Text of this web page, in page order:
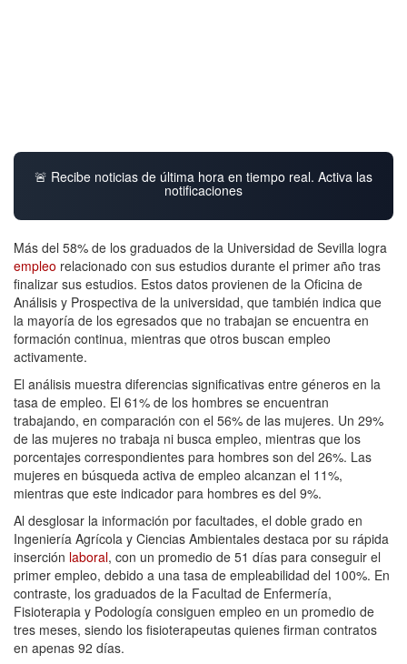
🚨 Recibe noticias de última hora en tiempo real. Activa las
notificaciones
Más del 58% de los graduados de la Universidad de Sevilla logra
empleo relacionado con sus estudios durante el primer año tras
finalizar sus estudios. Estos datos provienen de la Oficina de
Análisis y Prospectiva de la universidad, que también indica que
la mayoría de los egresados que no trabajan se encuentra en
formación continua, mientras que otros buscan empleo
activamente.
El análisis muestra diferencias significativas entre géneros en la
tasa de empleo. El 61% de los hombres se encuentran
trabajando, en comparación con el 56% de las mujeres. Un 29%
de las mujeres no trabaja ni busca empleo, mientras que los
porcentajes correspondientes para hombres son del 26%. Las
mujeres en búsqueda activa de empleo alcanzan el 11%,
mientras que este indicador para hombres es del 9%.
Al desglosar la información por facultades, el doble grado en
Ingeniería Agrícola y Ciencias Ambientales destaca por su rápida
inserción laboral, con un promedio de 51 días para conseguir el
primer empleo, debido a una tasa de empleabilidad del 100%. En
contraste, los graduados de la Facultad de Enfermería,
Fisioterapia y Podología consiguen empleo en un promedio de
tres meses, siendo los fisioterapeutas quienes firman contratos
en apenas 92 días.